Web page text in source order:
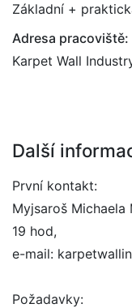
Základní +
Adresa pracoviště:
Karpet Wall
Další
První kontakt:
Myjsaroš Michaela
19 hod,
e-mail:
Požadavky: